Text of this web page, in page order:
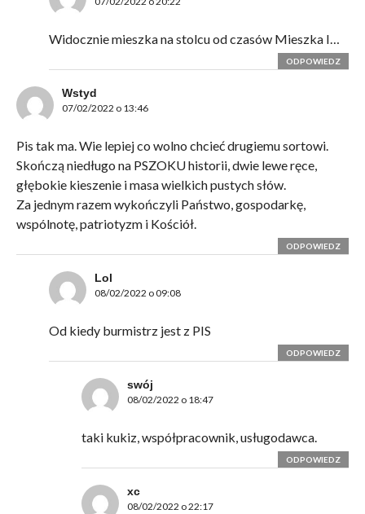
Widocznie mieszka na stolcu od czasów Mieszka I…
ODPOWIEDZ
Wstyd
07/02/2022 o 13:46
Pis tak ma. Wie lepiej co wolno chcieć drugiemu sortowi.
Skończą niedługo na PSZOKU historii, dwie lewe ręce,
głębokie kieszenie i masa wielkich pustych słów.
Za jednym razem wykończyli Państwo, gospodarkę,
wspólnotę, patriotyzm i Kościół.
ODPOWIEDZ
Lol
08/02/2022 o 09:08
Od kiedy burmistrz jest z PIS
ODPOWIEDZ
swój
08/02/2022 o 18:47
taki kukiz, współpracownik, usługodawca.
ODPOWIEDZ
xc
08/02/2022 o 22:17